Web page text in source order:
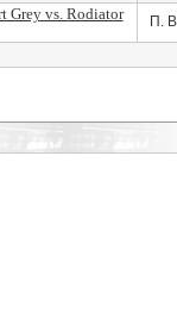
Grey vs. Rodiator
П.